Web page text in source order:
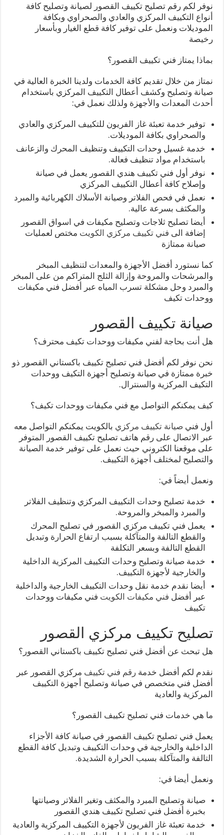
نوفر لكم رقم تصليح تكييف القصور لصيانة وتصليح كافة
أنواع التكييف المركزي والعادي والصحراوي وبكافة
الموديلات ونعمل على توفير كافة قطع الغيار وبأسعار
رخيصة
بماذا يمتاز فني تكييف القصور؟
نمتاز من خلال تقديم كافة الخدمات ولدينا الخبرة العالية في
صيانة وتصليح وكشف أعطال التكييف المركزي باستخدام
أحدث المعدات والأجهزة ولذلك نعمل في:
توفير خدمة تعبئة غاز الفريون للتكييف المركزي والعادي
والصحراوي بكافة الموديلات.
خدمة غسيل وحدات التكييف وتنظيف المحرك والزعانف
باستخدام مواد تنظيف فعالة.
نوفر أول فني تكييف هندي القصور يعمل في صيانة
وإصلاح كافة أعطال التكييف المركزي
نعمل في فحص الفلاتر وصيانة الأسلاك الكهربائية والمبرد
والمكثف بسرعة عالية.
أيضا تصليح ثلاجات وتصليح مكيفات في اسواق القصور
إضافة الى فني تكييف مركزي الكويت مختص لعمليات
صيانة ممتازة
كما نستورد أفضل الأجهزة والمعدات لتنظيف المبخر
والمرشحات والمروحة وإزالة الثلج المتراكم من على المبخر
والمبرد وحل مشكلة تسرب المياه عبر أفضل فني مكيفات
ووحدات تكيف
صيانة تكييف القصور
هل أنت بحاجة لفني مكيفات ووحدات تكيف محترف؟
نحن نوفر لكم أفضل فني تصليح تكييف باكستاني القصور ذو
خبرة ممتازة في صيانة وتصليح أجهزة التكيف ووحدات
التكيف المركزية والسنترال.
كيف يمكنكم التواصل مع فني مكيفات ووحدات تكيف؟
أول فنيصيانة تكييف مركزي بالكويت يمكنكم التواصل معه
عبر الاتصال على رقم هاتف تصليح تكييف القصور المتوفر
على موقعنا الكتروني حيث نعمل على توفير خدمة الصيانة
والتصليح لمختلف أجهزة التكييف.
ونعمل أيضاً في:
خدمة تصليح وحدات التكييف المركزي وتنظيف الفلاتر
والمبرد والمبخر والمروحة.
يعمل فني تكييف مركزي القصور في تصليح المحرك
والقطع التالفة والمتآكلة بسبب ارتفاع الحرارة وتبديل
القطع التالفة وبسعر التكلفة
خدمة صيانة وتصليح وحدات التكييف المركزية الداخلية
والخارجية لأجهزة التكييف.
أيضا نقدم خدمة نقل وحدات التكييف الخارجية والداخلية
عبر أفضل فني مكيفات الكويت فني مكيفات ووحدات
تكييف
تصليح تكييف مركزي القصور
هل تبحث عن أفضل فني تصليح تكييف باكستاني القصور؟
نقدم لكم أفضل خدمةرقم فني تكييف مركزي القصور عبر
أفضل فني متخصص في صيانة وتصليح أجهزة التكييف
المركزية والعادية
ما هي خدمات فني تصليح تكييف القصور؟
يعمل فني تصليح تكييف القصور في صيانة كافة الأجزاء
الداخلية والخارجية في وحدات التكييف وتبديل كافة القطع
التالفة والمتآكلة بسبب الحرارة الشديدة.
ونعمل أيضا في:
صيانة وتصليح المبرد والمكثف وتغير الفلاتر وصيانتها
بخبرة أفضل فني تصليح تكييف هندي القصور
خدمة تعبئة غاز الفريون لأجهزة التكييف المركزية والعادية